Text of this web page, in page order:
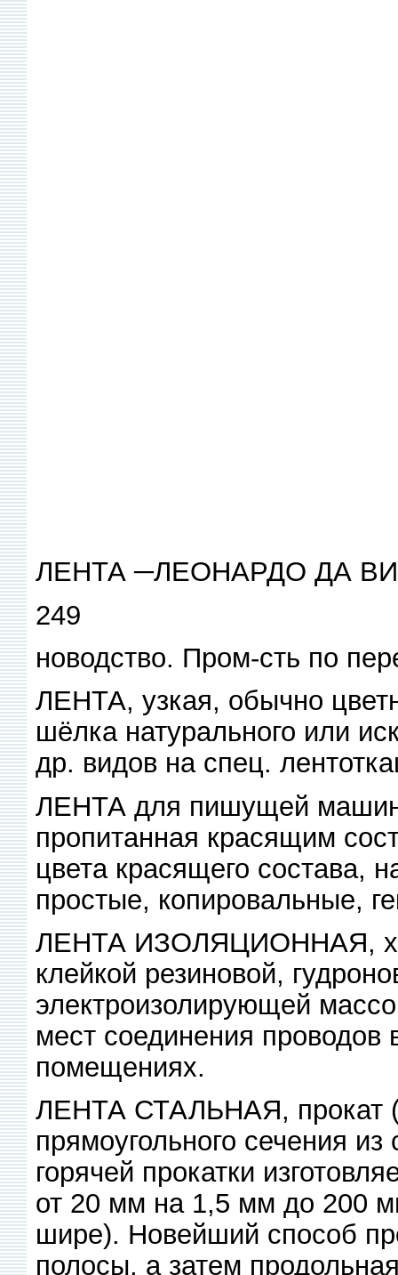
ЛЕНТА ─ЛЕОНАРДО ДА
249
новодство. Пром-сть по
ЛЕНТА, узкая, обычно
шёлка натурального или
др. видов на спец.
ЛЕНТА для пишущей
пропитанная красящим
цвета красящего состава,
простые, копировальные,
ЛЕНТА ИЗОЛЯЦИОННАЯ,
клейкой резиновой,
электроизолирующей
мест соединения проводов
помещениях.
ЛЕНТА СТАЛЬНАЯ, прокат
прямоугольного сечения
горячей прокатки
от 20 мм на 1,5 мм до 200
шире). Новейший способ
полосы, а затем